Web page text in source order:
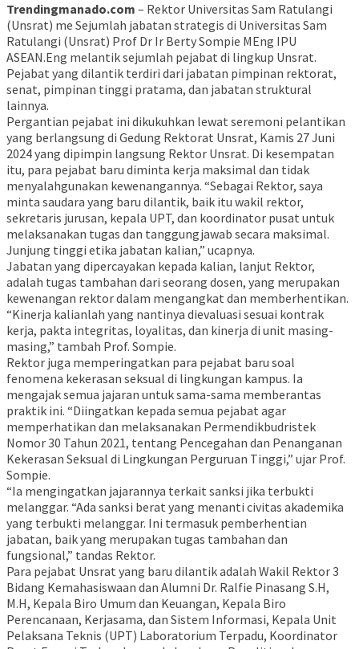
Trendingmanado.com – Rektor Universitas Sam Ratulangi
(Unsrat) me Sejumlah jabatan strategis di Universitas Sam
Ratulangi (Unsrat) Prof Dr Ir Berty Sompie MEng IPU
ASEAN.Eng melantik sejumlah pejabat di lingkup Unsrat.
Pejabat yang dilantik terdiri dari jabatan pimpinan rektorat,
senat, pimpinan tinggi pratama, dan jabatan struktural
lainnya.
Pergantian pejabat ini dikukuhkan lewat seremoni pelantikan
yang berlangsung di Gedung Rektorat Unsrat, Kamis 27 Juni
2024 yang dipimpin langsung Rektor Unsrat. Di kesempatan
itu, para pejabat baru diminta kerja maksimal dan tidak
menyalahgunakan kewenangannya. “Sebagai Rektor, saya
minta saudara yang baru dilantik, baik itu wakil rektor,
sekretaris jurusan, kepala UPT, dan koordinator pusat untuk
melaksanakan tugas dan tanggungjawab secara maksimal.
Junjung tinggi etika jabatan kalian,” ucapnya.
Jabatan yang dipercayakan kepada kalian, lanjut Rektor,
adalah tugas tambahan dari seorang dosen, yang merupakan
kewenangan rektor dalam mengangkat dan memberhentikan.
“Kinerja kalianlah yang nantinya dievaluasi sesuai kontrak
kerja, pakta integritas, loyalitas, dan kinerja di unit masing-
masing,” tambah Prof. Sompie.
Rektor juga memperingatkan para pejabat baru soal
fenomena kekerasan seksual di lingkungan kampus. Ia
mengajak semua jajaran untuk sama-sama memberantas
praktik ini. “Diingatkan kepada semua pejabat agar
memperhatikan dan melaksanakan Permendikbudristek
Nomor 30 Tahun 2021, tentang Pencegahan dan Penanganan
Kekerasan Seksual di Lingkungan Perguruan Tinggi,” ujar Prof.
Sompie.
“Ia mengingatkan jajarannya terkait sanksi jika terbukti
melanggar. “Ada sanksi berat yang menanti civitas akademika
yang terbukti melanggar. Ini termasuk pemberhentian
jabatan, baik yang merupakan tugas tambahan dan
fungsional,” tandas Rektor.
Para pejabat Unsrat yang baru dilantik adalah Wakil Rektor 3
Bidang Kemahasiswaan dan Alumni Dr. Ralfie Pinasang S.H,
M.H, Kepala Biro Umum dan Keuangan, Kepala Biro
Perencanaan, Kerjasama, dan Sistem Informasi, Kepala Unit
Pelaksana Teknis (UPT) Laboratorium Terpadu, Koordinator